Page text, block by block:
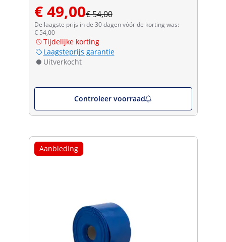
€ 49,00€ 54,00
De laagste prijs in de 30 dagen vóór de korting was:
€ 54,00
Tijdelijke korting
Laagsteprijs garantie
Uitverkocht
Controleer voorraad
Aanbieding